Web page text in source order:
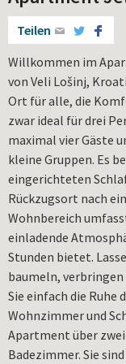
Teilen
Willkommen im
von Veli Lošinj,
Ort für alle, die
zwar ideal für drei
maximal vier Gäste
kleine Gruppen. Es
eingerichteten
Rückzugsort nach
Wohnbereich
einladende
Stunden bietet.
baumeln,
Sie einfach die Ruhe
Wohnzimmer und
Apartment über
Badezimmer. Sie